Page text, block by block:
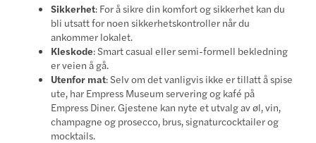
Sikkerhet: For å sikre din komfort og sikkerhet kan du
bli utsatt for noen sikkerhetskontroller når du
ankommer lokalet.
Kleskode: Smart casual eller semi-formell bekledning
er veien å gå.
Utenfor mat: Selv om det vanligvis ikke er tillatt å spise
ute, har Empress Museum servering og kafé på
Empress Diner. Gjestene kan nyte et utvalg av øl, vin,
champagne og prosecco, brus, signaturcocktailer og
mocktails.